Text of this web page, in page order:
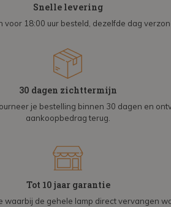
Snelle levering
voor 18:00 uur besteld, dezelfde dag
30 dagen zichttermijn
je bestelling binnen 30 dagen en
aankoopbedrag terug.
Tot 10 jaar garantie
waarbij de gehele lamp direct vervangen